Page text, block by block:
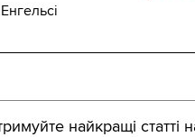
найкращі статті